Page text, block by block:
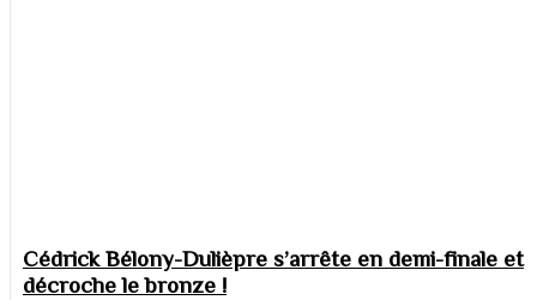
Cédrick Bélony-Dulièpre s’arrête en demi-finale et
décroche le bronze !